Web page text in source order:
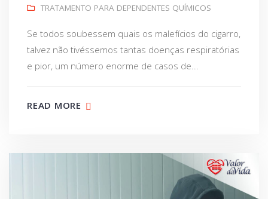
TRATAMENTO PARA DEPENDENTES QUÍMICOS
Se todos soubessem quais os malefícios do cigarro,
talvez não tivéssemos tantas doenças respiratórias
e pior, um número enorme de casos de...
READ MORE